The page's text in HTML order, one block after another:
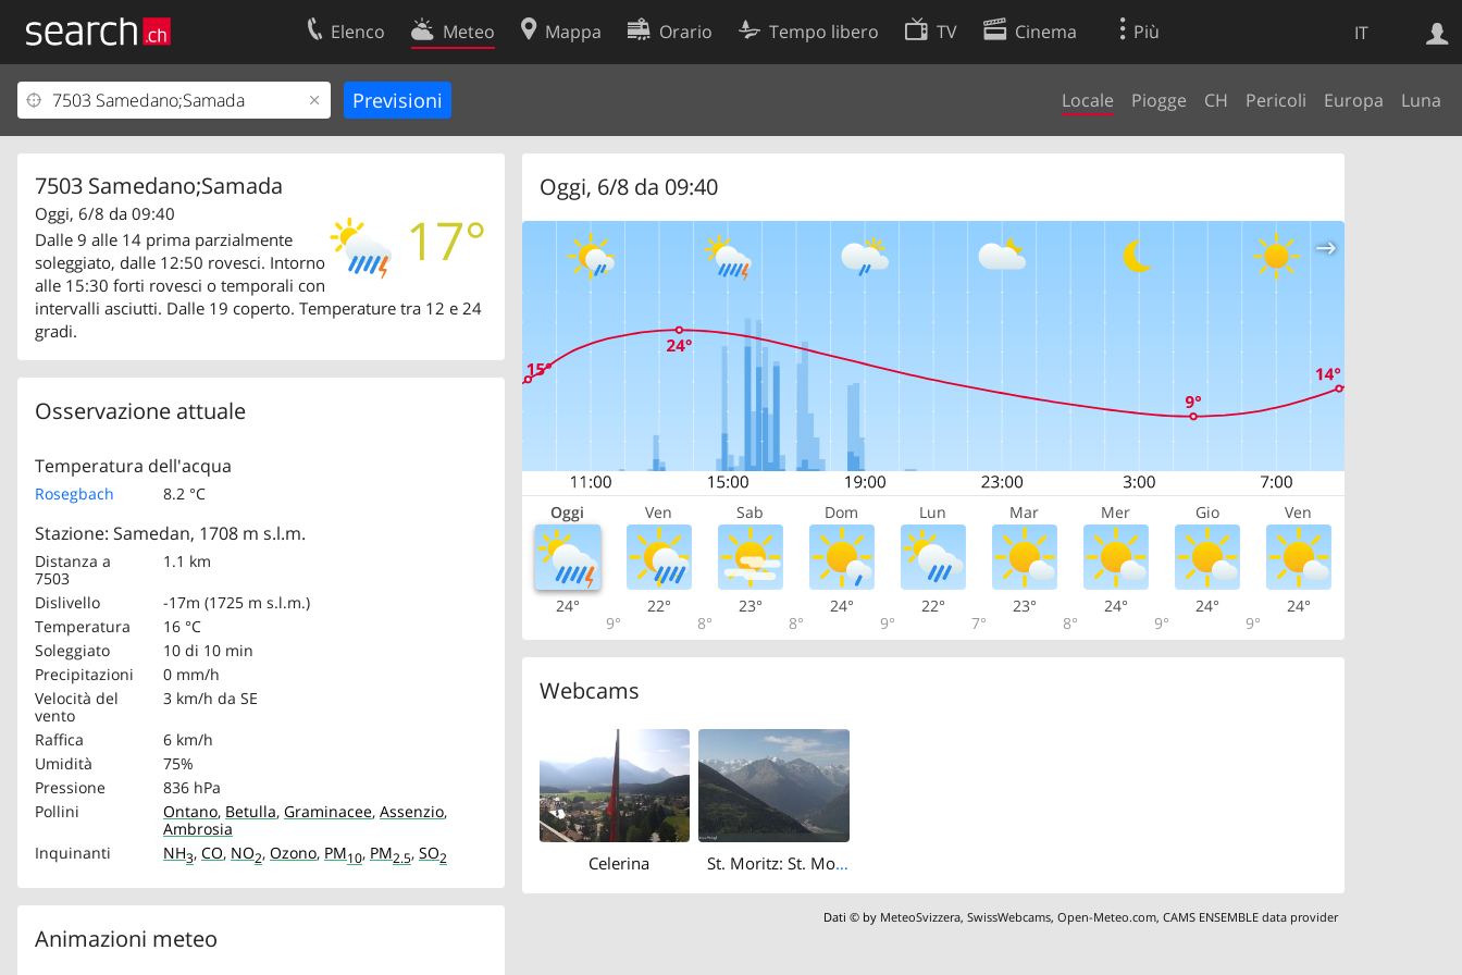
IT
Elenco Meteo Mappa Orario Tempo libero TV Cinema Più
Locale Piogge CH Pericoli Europa Luna
7503 Samedano;Samada
17°
Oggi, 6/8 da 09:40
Dalle 9 alle 14 prima parzialmente
soleggiato, dalle 12:50 rovesci. Intorno
alle 15:30 forti rovesci o temporali con
intervalli asciutti. Dalle 19 coperto. Temperature tra 12 e 24
gradi.
Osservazione attuale
Temperatura dell'acqua
Rosegbach 8.2 °C
Stazione: Samedan, 1708 m s.l.m.
Distanza a
7503
1.1 km
Dislivello
-17m (1725 m s.l.m.)
Temperatura
16 °C
Soleggiato
10 di 10 min
Precipitazioni
0 mm/h
Velocità del
vento
3 km/h da SE
Raffica
6 km/h
Umidità
75%
Pressione
836 hPa
Pollini
Ontano, Betulla, Graminacee, Assenzio,
Ambrosia
Inquinanti
NH3, CO, NO2, Ozono, PM10, PM2.5, SO2
Animazioni meteo
Oggi, 6/8 da 09:40
Oggi Ven Sab Dom Lun Mar Mer Gio Ven
24°
9°
22°
8°
23°
8°
24°
9°
22°
7°
23°
8°
24°
9°
24°
9°
24°
Webcams
Celerina St. Moritz: St. Moritz - Muottas Muragl
Dati © by MeteoSvizzera,SwissWebcams,Open-Meteo.com,CAMS ENSEMBLE data provider
Ricerca Web
Il vostro profolio
Area clienti
Informazioni Legali
Contatti
Condizioni d’uso
Preferenze cookie